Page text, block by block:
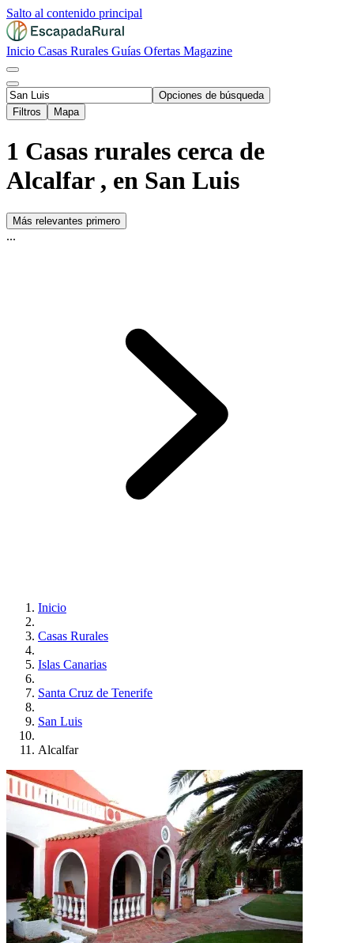
Salto al contenido principal
Inicio Casas Rurales Guías Ofertas Magazine
Opciones de búsqueda
Filtros
Mapa
1 Casas rurales cerca de
Alcalfar , en San Luis
Más relevantes primero
...
Inicio
Casas Rurales
Islas Canarias
Santa Cruz de Tenerife
San Luis
Alcalfar